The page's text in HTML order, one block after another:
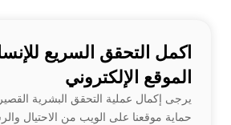
اكمل التحقق السريع
الموقع الإلكتروني
يرجى إكمال عملية التحقق البشرية
حماية موقعنا على الويب من الاحتيال